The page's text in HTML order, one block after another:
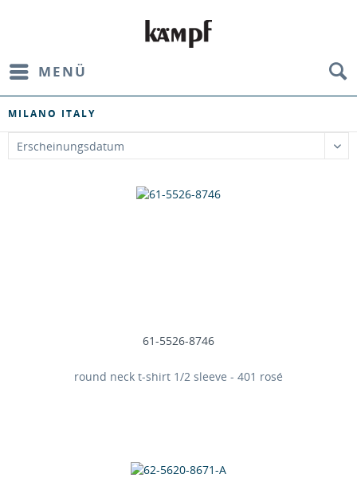
MENÜ
MILANO ITALY
61-5526-8746
round neck t-shirt 1/2 sleeve - 401 rosé